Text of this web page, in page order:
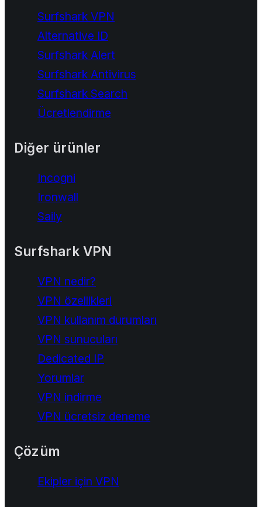
Surfshark VPN
Alternative ID
Surfshark Alert
Surfshark Antivirus
Surfshark Search
Ücretlendirme
Diğer ürünler
Incogni
Ironwall
Saily
Surfshark VPN
VPN nedir?
VPN özellikleri
VPN kullanım durumları
VPN sunucuları
Dedicated IP
Yorumlar
VPN indirme
VPN ücretsiz deneme
Çözüm
Ekipler için VPN